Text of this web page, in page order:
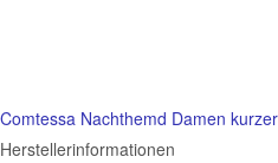
Comtessa Nachthemd Damen
Herstellerinformationen